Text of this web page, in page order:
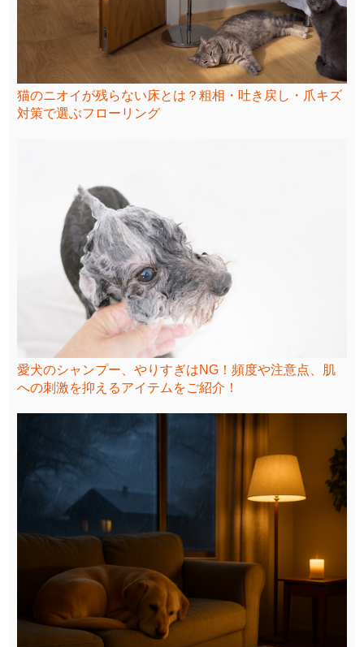
猫のニオイが残らない床とは？粗相・吐き戻し・爪キズ
対策で選ぶフローリング
愛犬のシャンプー、やりすぎはNG！頻度や注意点、肌
への刺激を抑えるアイテムをご紹介！